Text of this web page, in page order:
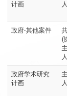
计画
人
政府-其他案件
(
人
政府学术研究
计画
人